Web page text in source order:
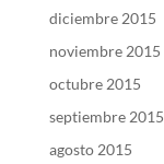
diciembre 2015
noviembre 2015
octubre 2015
septiembre 2015
agosto 2015